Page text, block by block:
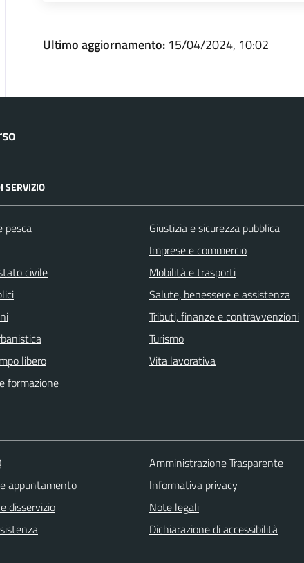
Ultimo aggiornamento: 15/04/2024, 10:02
SERVIZIO
pesca
civile
libero
formazione
Giustizia e sicurezza pubblica
Imprese e commercio
Mobilità e trasporti
Salute, benessere e assistenza
Tributi, finanze e contravvenzioni
Turismo
Vita lavorativa
appuntamento
disservizio
Amministrazione Trasparente
Informativa privacy
Note legali
Dichiarazione di accessibilità